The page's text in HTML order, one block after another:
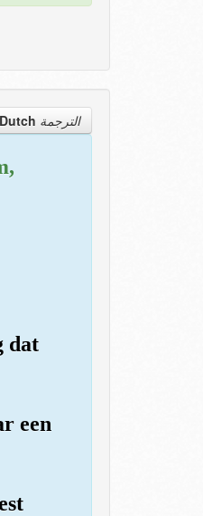
الترجمة Tarjama (translation)
dat
een